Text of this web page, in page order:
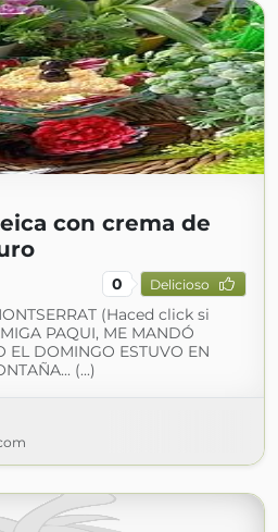
con crema de
0 Delicioso
(Haced click si
PAQUI, ME MANDÓ
EL DOMINGO ESTUVO EN
(...)